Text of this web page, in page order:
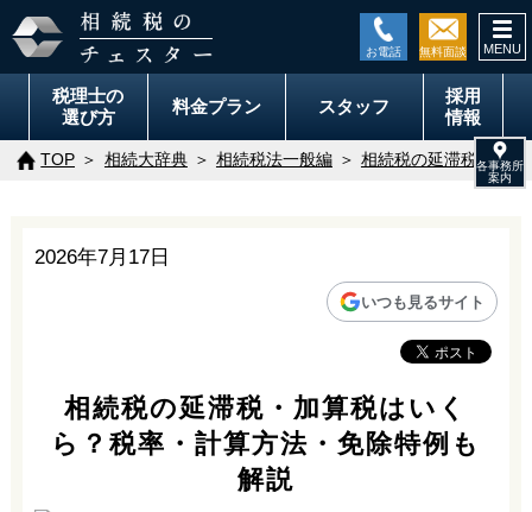
税理士の
選び方
料金プラン スタッフ
採用
情報
TOP 相続大辞典 相続税法一般編 相続税の延滞税・加
2026年7月17日
いつも見るサイト
相続税の延滞税・加算税はいく
ら？税率・計算方法・免除特例も
解説